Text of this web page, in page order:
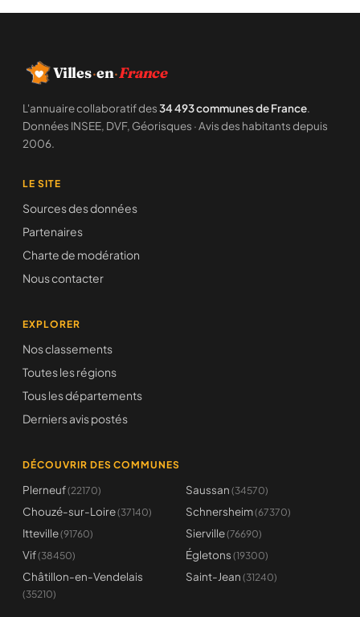
Villes·en·France
L'annuaire collaboratif des34 493 communes de France.
Données INSEE, DVF, Géorisques · Avis des habitants depuis
2006.
LE SITE
Sources des données
Partenaires
Charte de modération
Nous contacter
EXPLORER
Nos classements
Toutes les régions
Tous les départements
Derniers avis postés
DÉCOUVRIR DES COMMUNES
Plerneuf(22170) Saussan (34570)
Chouzé-sur-Loire(37140) Schnersheim(67370)
Itteville(91760) Sierville(76690)
Vif(38450) Égletons (19300)
Châtillon-en-Vendelais
(35210)
Saint-Jean (31240)